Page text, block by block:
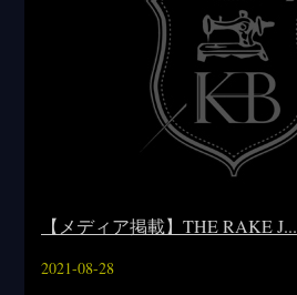
【メディア掲載】THE RAKE J...
2021-08-28